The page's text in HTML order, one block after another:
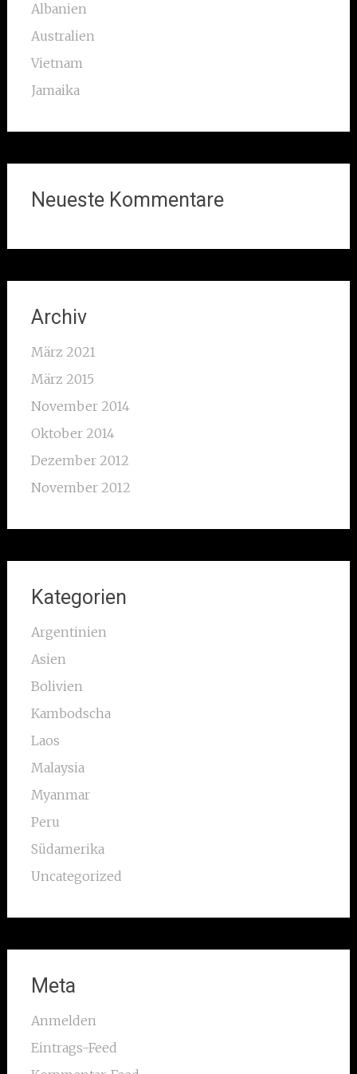
Albanien
Australien
Vietnam
Jamaika
Neueste Kommentare
Archiv
März 2021
März 2015
November 2014
Oktober 2014
Dezember 2012
November 2012
Kategorien
Argentinien
Asien
Bolivien
Kambodscha
Laos
Malaysia
Myanmar
Peru
Südamerika
Uncategorized
Meta
Anmelden
Eintrags-Feed